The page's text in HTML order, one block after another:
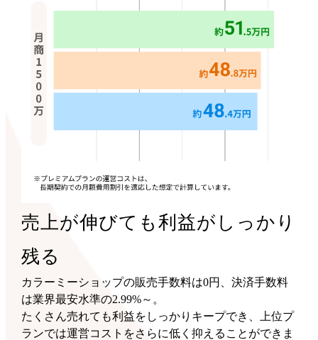
売上が伸びても利益がしっかり
残る
カラーミーショップの販売手数料は0円、決済手数料
は業界最安水準の2.99%～。
たくさん売れても利益をしっかりキープでき、上位プ
ランでは運営コストをさらに低く抑えることができま